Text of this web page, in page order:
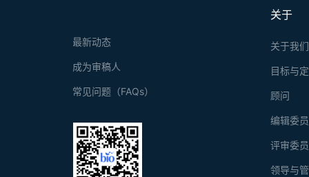
关于
关于我们
目标与
顾问
编辑委
评审委
领导与
最新动态
成为审稿人
常见问题（FAQs）